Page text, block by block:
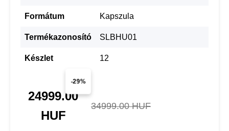
Formátum Kapszula
Termékazonosító SLBHU01
Készlet 12
-29%
24999.00
HUF
34999.00 HUF